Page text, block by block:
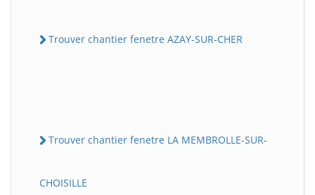
Trouver chantier fenetre AZAY-SUR-CHER
Trouver chantier fenetre LA MEMBROLLE-SUR-
CHOISILLE